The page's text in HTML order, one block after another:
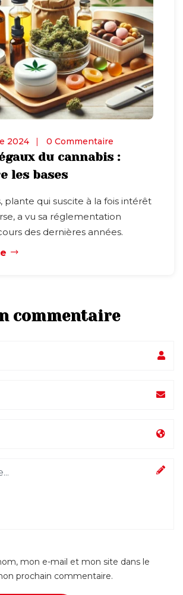
2024 0 Commentaire
du cannabis :
les bases
plante qui suscite à la fois intérêt
a vu sa réglementation
des dernières années.
commentaire
mon e-mail et mon site dans le
prochain commentaire.